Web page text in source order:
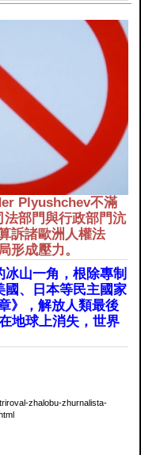
Plyushchev不滿
部門與行政部門沆
訴諸歐洲人權法
形成壓力。
山一角，根除專制
、日本等民主國家
》，解放人類最後
地球上消失，世界
zhalobu-zhurnalista-